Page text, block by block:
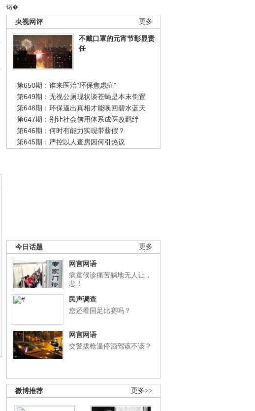
锘�
更多
央视网评
不戴口罩的元宵节彰显责
任
第650期：谁来医治“环保焦虑症”
第649期：无视公厕现状谈苍蝇是本末倒置
第648期：环保逼出真相才能唤回碧水蓝天
第647期：别让社会信用体系成医改羁绊
第646期：何时有能力实现带薪假？
第645期：严控以人查房因何引热议
更多
今日话题
网言网语
病童候诊痛苦躺地无人让，
悲！
民声调查
您还看国足比赛吗？
网言网语
交警拔枪逼停酒驾该不该？
更多>>
微博推荐